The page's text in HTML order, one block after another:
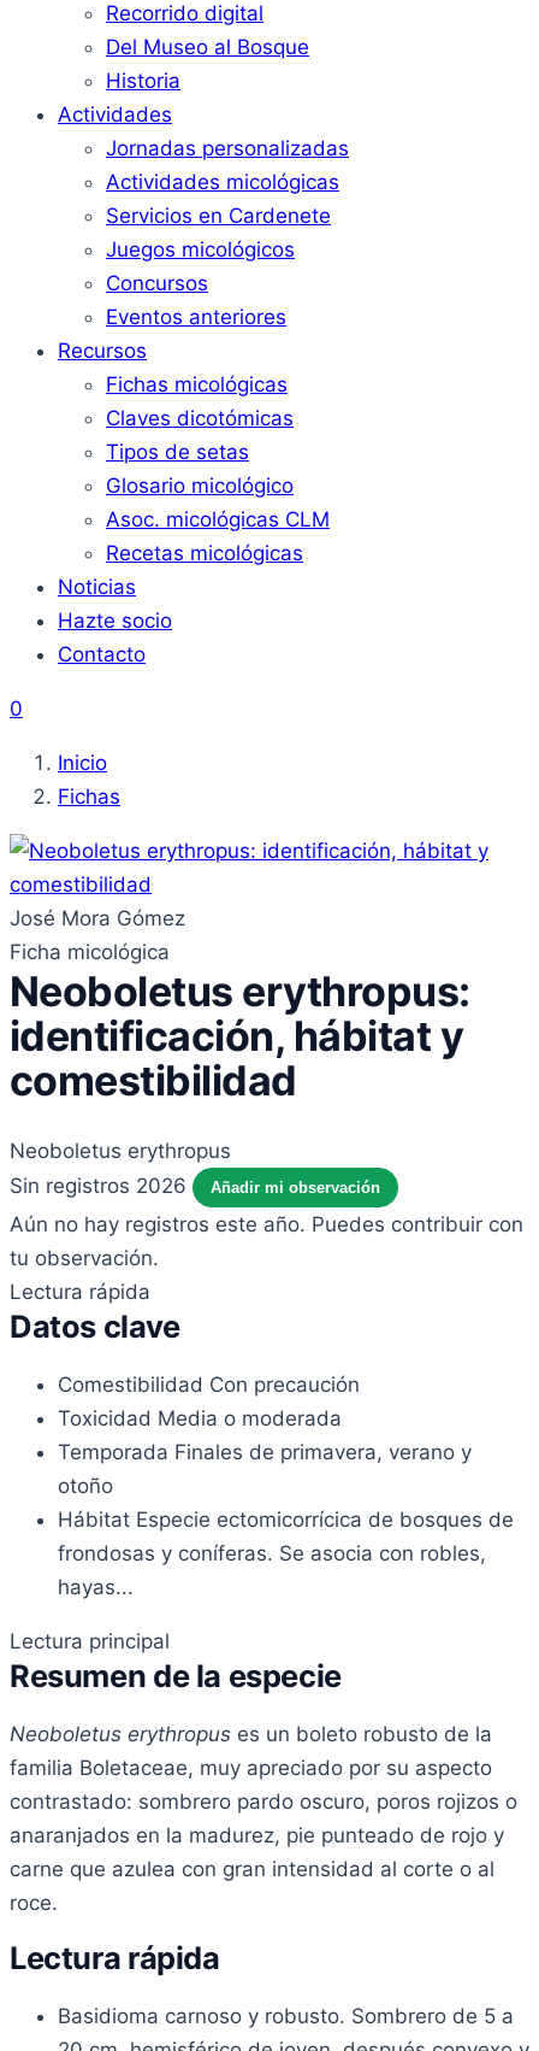
Recorrido digital
Del Museo al Bosque
Historia
Actividades
Jornadas personalizadas
Actividades micológicas
Servicios en Cardenete
Juegos micológicos
Concursos
Eventos anteriores
Recursos
Fichas micológicas
Claves dicotómicas
Tipos de setas
Glosario micológico
Asoc. micológicas CLM
Recetas micológicas
Noticias
Hazte socio
Contacto
0
Inicio
Fichas
José Mora Gómez
Ficha micológica
Neoboletus erythropus:
identificación, hábitat y
comestibilidad
Neoboletus erythropus
Sin registros 2026
Añadir mi observación
Aún no hay registros este año. Puedes contribuir con
tu observación.
Lectura rápida
Datos clave
Comestibilidad Con precaución
Toxicidad Media o moderada
Temporada Finales de primavera, verano y
otoño
Hábitat Especie ectomicorrícica de bosques de
frondosas y coníferas. Se asocia con robles,
hayas...
Lectura principal
Resumen de la especie
Neoboletus erythropus es un boleto robusto de la
familia Boletaceae, muy apreciado por su aspecto
contrastado: sombrero pardo oscuro, poros rojizos o
anaranjados en la madurez, pie punteado de rojo y
carne que azulea con gran intensidad al corte o al
roce.
Lectura rápida
Basidioma carnoso y robusto. Sombrero de 5 a